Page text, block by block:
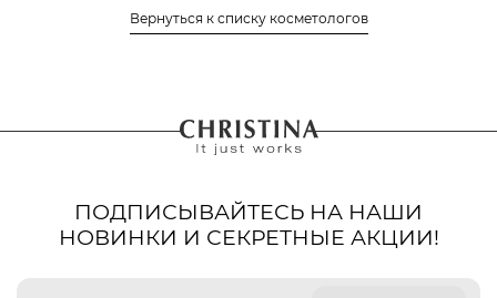
Мария ВладимировнаВернуться к списку косметологов
ПОДПИСЫВАЙТЕСЬ НА НАШИ
НОВИНКИ И СЕКРЕТНЫЕ АКЦИИ!